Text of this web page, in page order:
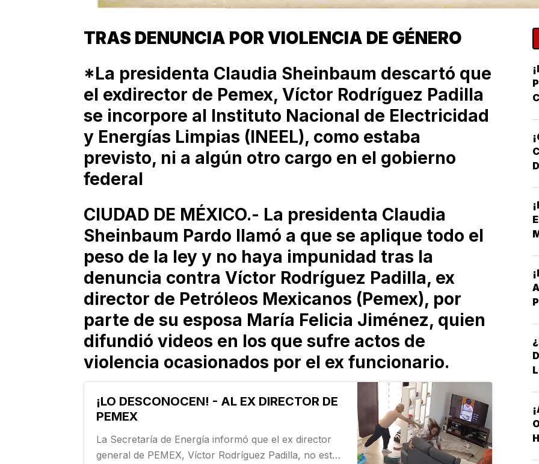
TRAS DENUNCIA POR VIOLENCIA DE GÉNERO
*La presidenta Claudia Sheinbaum descartó que
el exdirector de Pemex, Víctor Rodríguez Padilla
se incorpore al Instituto Nacional de Electricidad
y Energías Limpias (INEEL), como estaba
previsto, ni a algún otro cargo en el gobierno
federal
CIUDAD DE MÉXICO.- La presidenta Claudia
Sheinbaum Pardo llamó a que se aplique todo el
peso de la ley y no haya impunidad tras la
denuncia contra Víctor Rodríguez Padilla, ex
director de Petróleos Mexicanos (Pemex), por
parte de su esposa María Felicia Jiménez, quien
difundió videos en los que sufre actos de
violencia ocasionados por el ex funcionario.
¡LO DESCONOCEN! - AL EX DIRECTOR DE
PEMEX
La Secretaría de Energía informó que el ex director
general de PEMEX, Víctor Rodríguez Padilla, no está